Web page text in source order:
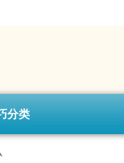
分类